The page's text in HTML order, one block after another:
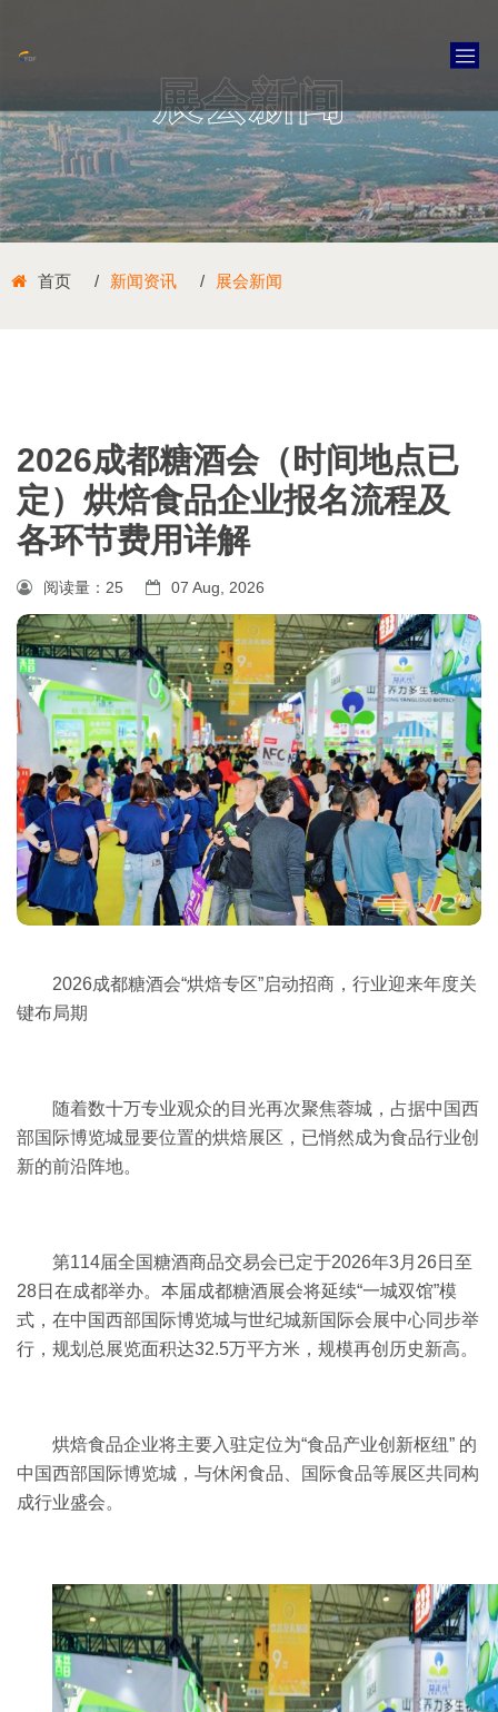
展会新闻
首页 新闻资讯 展会新闻
2026成都糖酒会（时间地点已
定）烘焙食品企业报名流程及
各环节费用详解
阅读量： 25 07 Aug, 2026
2026成都糖酒会“烘焙专区”启动招商，行业迎来年度关
键布局期
随着数十万专业观众的目光再次聚焦蓉城，占据中国西
部国际博览城显要位置的烘焙展区，已悄然成为食品行业创
新的前沿阵地。
第114届全国糖酒商品交易会已定于2026年3月26日至
28日在成都举办。本届成都糖酒展会将延续“一城双馆”模
式，在中国西部国际博览城与世纪城新国际会展中心同步举
行，规划总展览面积达32.5万平方米，规模再创历史新高。
烘焙食品企业将主要入驻定位为“食品产业创新枢纽” 的
中国西部国际博览城，与休闲食品、国际食品等展区共同构
成行业盛会。